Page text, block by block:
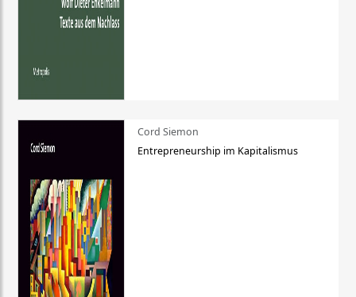
Cord Siemon
Entrepreneurship im Kapitalismus